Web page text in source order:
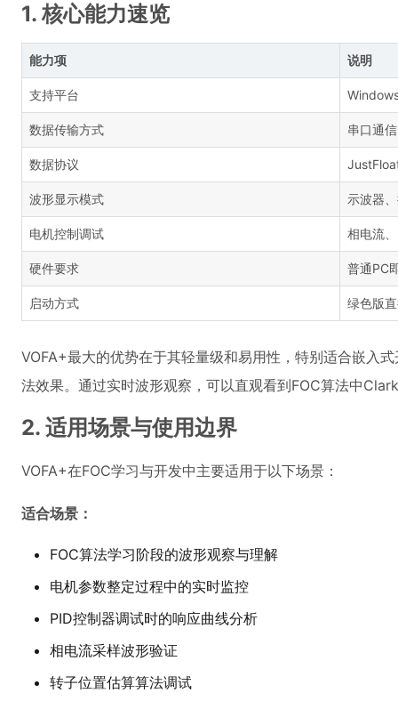
1. 核心能力速览
能力项 说明
支持平台
数据传输方式 串口通
数据协议
波形显示模式 示波器
电机控制调试 相电流
硬件要求 普通PC
启动方式 绿色版
VOFA+最大的优势在于其轻量级和易用性，特别适合嵌入
法效果。通过实时波形观察，可以直观看到FOC算法中
2. 适用场景与使用边界
VOFA+在FOC学习与开发中主要适用于以下场景：
适合场景：
FOC算法学习阶段的波形观察与理解
电机参数整定过程中的实时监控
PID控制器调试时的响应曲线分析
相电流采样波形验证
转子位置估算算法调试